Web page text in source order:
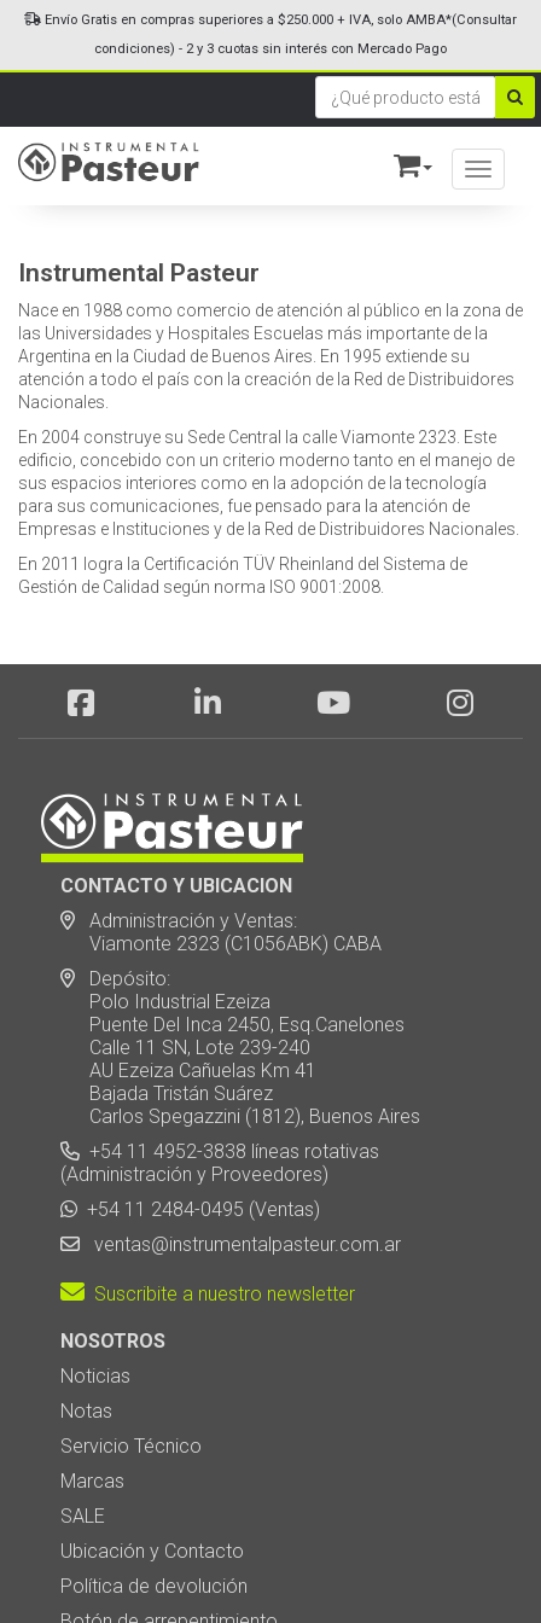
Toggle
Envío Gratis en compras superiores a $250.000 + IVA, solo AMBA*(Consultar
condiciones) - 2 y 3 cuotas sin interés con Mercado Pago
Instrumental Pasteur
Nace en 1988 como comercio de atención al público en la zona de
las Universidades y Hospitales Escuelas más importante de la
Argentina en la Ciudad de Buenos Aires. En 1995 extiende su
atención a todo el país con la creación de la Red de Distribuidores
Nacionales.
En 2004 construye su Sede Central la calle Viamonte 2323. Este
edificio, concebido con un criterio moderno tanto en el manejo de
sus espacios interiores como en la adopción de la tecnología
para sus comunicaciones, fue pensado para la atención de
Empresas e Instituciones y de la Red de Distribuidores Nacionales.
En 2011 logra la Certificación TÜV Rheinland del Sistema de
Gestión de Calidad según norma ISO 9001:2008.
CONTACTO Y UBICACION
Administración y Ventas:
Viamonte 2323 (C1056ABK) CABA
Depósito:
Polo Industrial Ezeiza
Puente Del Inca 2450, Esq.Canelones
Calle 11 SN, Lote 239-240
AU Ezeiza Cañuelas Km 41
Bajada Tristán Suárez
Carlos Spegazzini (1812), Buenos Aires
+54 11 4952-3838 líneas rotativas
(Administración y Proveedores)
+54 11 2484-0495 (Ventas)
ventas@instrumentalpasteur.com.ar
Suscribite a nuestro newsletter
NOSOTROS
Noticias
Notas
Servicio Técnico
Marcas
SALE
Ubicación y Contacto
Política de devolución